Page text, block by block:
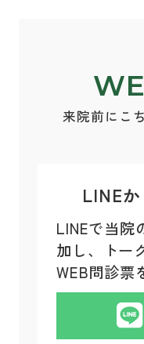
来院前にこ
LINE
LINEで当院
加し、トー
WEB問診票